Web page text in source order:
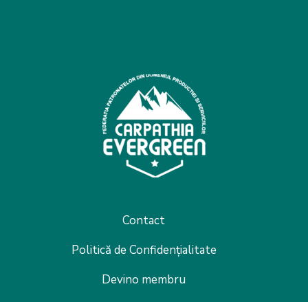
Contact
Politică de Confidențialitate
Devino membru